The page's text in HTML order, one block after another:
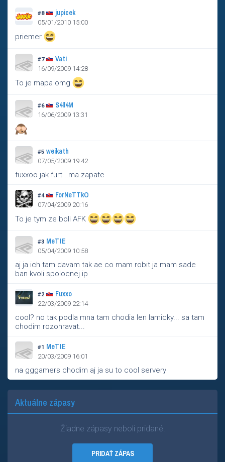
#8 jupicek
05/01/2010 15:00
priemer
#7 Vati
16/09/2009 14:28
To je mapa omg
#6 S4ll4M
16/06/2009 13:31
#5 weikath
07/05/2009 19:42
fuxxoo jak furt ..ma zapate
#4 ForNeTTkO
07/04/2009 20:16
To je tym ze boli AFK
#3 MeTtE
05/04/2009 10:58
aj ja ich tam davam tak ae co mam robit ja mam sade
ban kvoli spolocnej ip
#2 Fuxxo
22/03/2009 22:14
cool? no tak podla mna tam chodia len lamicky... sa tam
chodim rozohravat...
#1 MeTtE
20/03/2009 16:01
na gggamers chodim aj ja su to cool servery
Aktuálne zápasy
Žiadne zápasy neboli pridané.
PRIDAŤ ZÁPAS